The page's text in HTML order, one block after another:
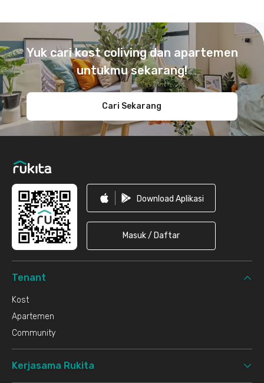
Yuk cari kost coliving dan apartemen
untukmu sekarang!
Cari Sekarang
Download Aplikasi
Masuk / Daftar
Tenant
Kost
Apartemen
Community
Kerjasama Rukita